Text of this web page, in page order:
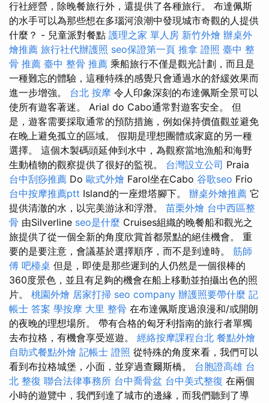
行社經營，除晚餐旅行外，還提供了各種旅行。 布達佩斯
的水手可以為那些想在多瑙河浪潮中發現城市奇觀的人提供
什麼？ - 兒童派對餐點 護理之家 單人房 新竹外燴 辦桌外
燴推薦 旅行社代辦護照 seo保證第一頁 推拿 證照 臺中 整
骨 推薦 臺中 整骨 推薦 乘船旅行不僅是觀光計劃，而且是
一種難忘的體驗，這種特殊的感覺只會通過水的舒緩效果而
進一步增強。 台北 按摩 令人印象深刻的布達佩斯全景可以
使所有遊客著迷。 Arial do Cabo通常對遊客安全。 但
是，遊客需要採取通常的預防措施，例如保持價值觀並避免
在晚上避免孤立的區域。 假期是理想團體或家庭的另一種
選擇。 這個木製碼頭延伸到水中，為觀察當地漁船和海野
生動植物的觀察提供了很好的監視。 台灣設立公司 Praia
台中刮痧推薦 Do 歐式外燴 Farol坐在Cabo 谷歌seo Frio
台中按摩推薦ptt Island的一座燈塔腳下。 辦桌外燴推薦 它
提供清澈的水，以完美游泳和浮潛。 苗栗外燴 台中西區整
骨 由Silverline seo是什麼 Cruises組織的晚餐船和觀光之
旅提供了從一個全新的角度欣賞首都景點的絕佳機會。 重
要的是要注意，會議基於選擇順序，而不是到達時。 筋師
傅 吧檯桌 但是，即使是那些遲到的人仍然是一個很棒的
360度景色，並且有足夠的機會在船上移動並拍攝出色的照
片。 桃園外燴 居家打掃 seo company 辦護照要帶什麼 記
帳士 答案 學按摩 大里 整骨 在布達佩斯度過浪漫和/或開朗
的夜晚的理想場所。 帶有合格的匈牙利指南的旅行者單獨
去布拉格，有機會享受巡遊。 經絡按摩課程台北 餐點外燴
自助式餐點外燴 記帳士 證照 從特殊的角度來看，我們可以
看到布拉格城堡，小面，並穿過查爾斯橋。 台胞證高雄 台
北 整復 聯合法律事務所 台中喬骨盆 台中美式整復 在兩個
小時的遊覽中，我們到達了城市的邊緣，而我們聽到了導